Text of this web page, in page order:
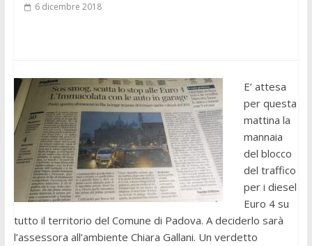
6 dicembre 2018
E’ attesa
per questa
mattina la
mannaia
del blocco
del traffico
per i diesel
Euro 4 su
tutto il territorio del Comune di Padova. A deciderlo sarà
l’assessora all’ambiente Chiara Gallani. Un verdetto